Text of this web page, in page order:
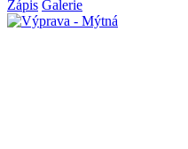
Zápis Galerie